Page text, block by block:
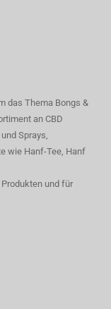
das Thema Bongs &
an CBD
Sprays,
wie Hanf-Tee, Hanf
und für